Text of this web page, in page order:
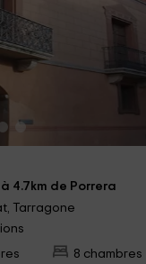
4.7km de Porrera
Tarragone
8 chambres